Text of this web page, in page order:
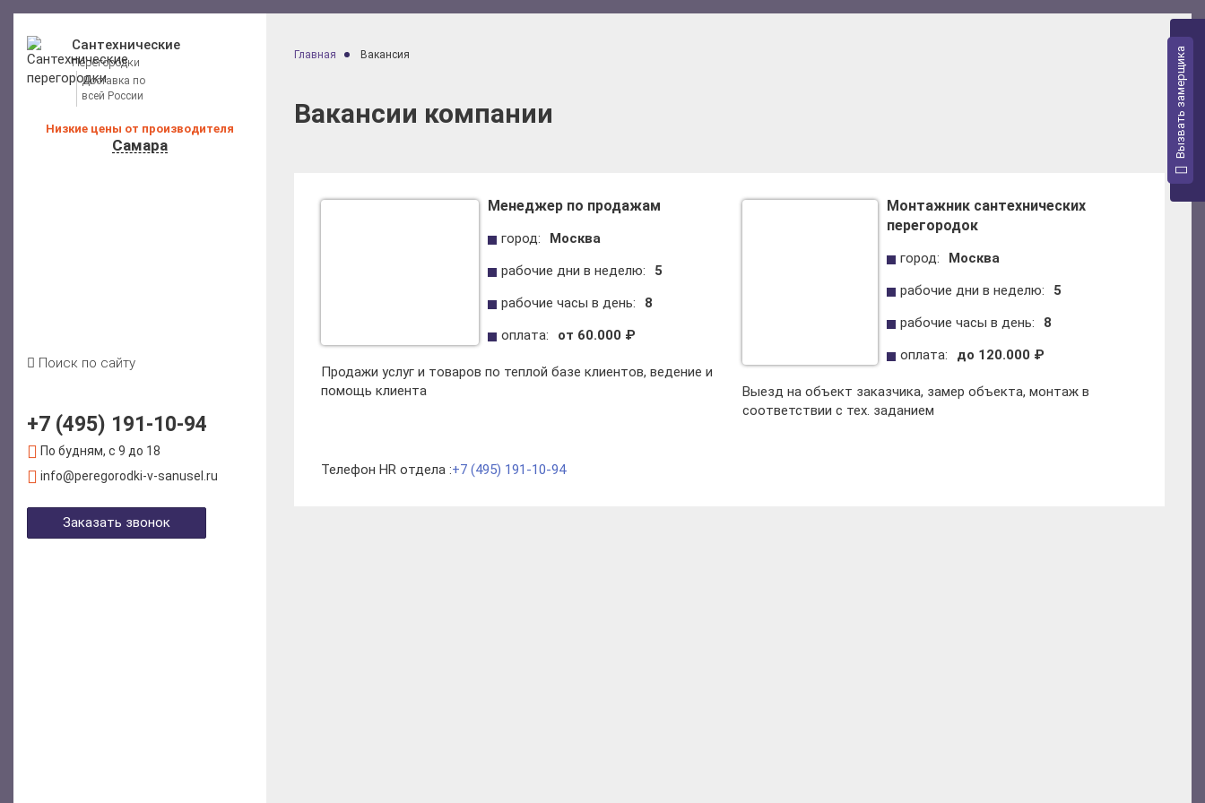
Вызвать замерщика
Сантехнические
Перегородки
Доставка по
всей России
Низкие цены от производителя
Самара
Поиск по сайту
+7 (495) 191-10-94
По будням, с 9 до 18
info@peregorodki-v-sanusel.ru
Заказать звонок
Главная Вакансия
Вакансии компании
Менеджер по продажам
город:
Москва
рабочие дни в неделю:
5
рабочие часы в день:
8
оплата:
от 60.000 ₽
Продажи услуг и товаров по теплой базе клиентов, ведение и
помощь клиента
Монтажник сантехнических
перегородок
город:
Москва
рабочие дни в неделю:
5
рабочие часы в день:
8
оплата:
до 120.000 ₽
Выезд на объект заказчика, замер объекта, монтаж в
соответствии с тех. заданием
Телефон HR отдела :+7 (495) 191-10-94